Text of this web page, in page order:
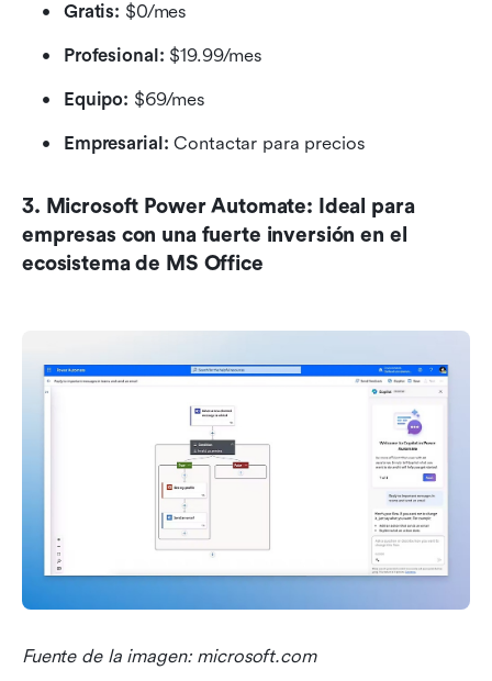
Gratis: $0/mes
Profesional: $19.99/mes
Equipo: $69/mes
Empresarial: Contactar para precios
3. Microsoft Power Automate: Ideal para
empresas con una fuerte inversión en el
ecosistema de MS Office
Fuente de la imagen: microsoft.com